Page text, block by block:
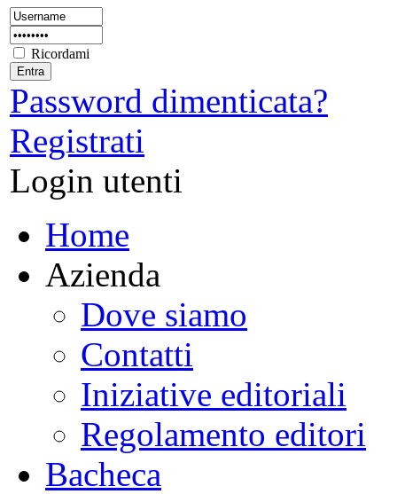
Ricordami
Password dimenticata?
Registrati
Login utenti
Home
Azienda
Dove siamo
Contatti
Iniziative editoriali
Regolamento editori
Bacheca